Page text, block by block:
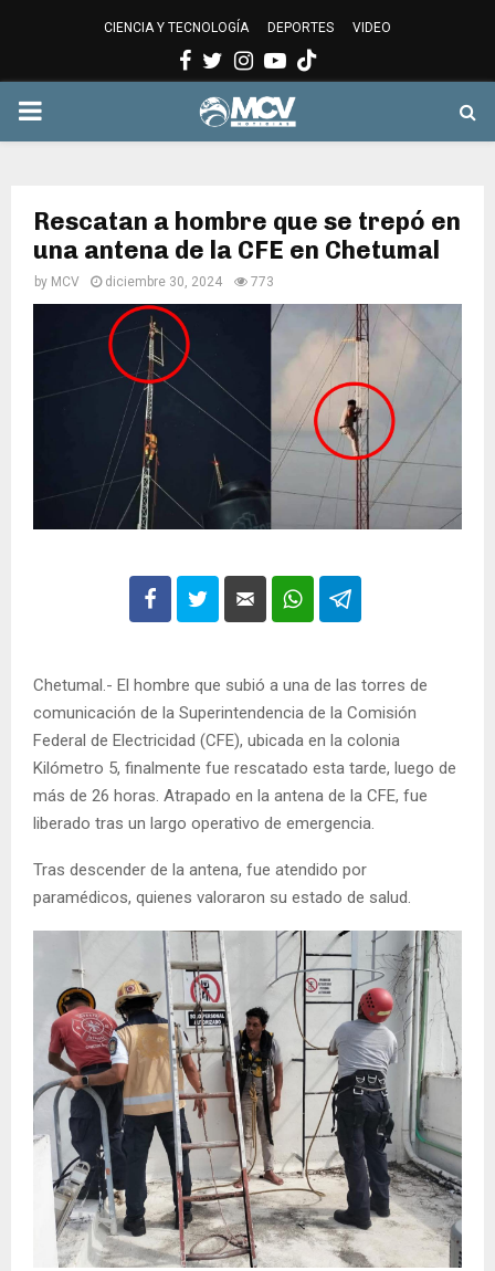
CIENCIA Y TECNOLOGÍA DEPORTES VIDEO
Facebook
Twitter
Instagram
Youtube
PRIMARY
Rescatan a hombre que se trepó en
una antena de la CFE en Chetumal
by MCV diciembre 30, 2024 773
Chetumal.- El hombre que subió a una de las torres de
comunicación de la Superintendencia de la Comisión
Federal de Electricidad (CFE), ubicada en la colonia
Kilómetro 5, finalmente fue rescatado esta tarde, luego de
más de 26 horas. Atrapado en la antena de la CFE, fue
liberado tras un largo operativo de emergencia.
Tras descender de la antena, fue atendido por
paramédicos, quienes valoraron su estado de salud.